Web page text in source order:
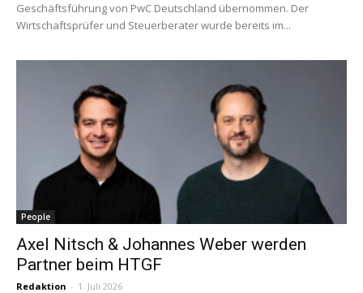
Geschäftsführung von PwC Deutschland übernommen. Der
Wirtschaftsprüfer und Steuerberater wurde bereits im...
People
Axel Nitsch & Johannes Weber werden
Partner beim HTGF
Redaktion - 1. Juli 2026